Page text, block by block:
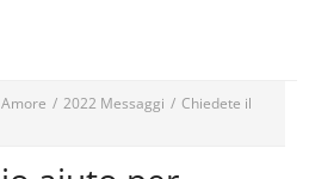
/ 2022 Messaggi / Chiedete il